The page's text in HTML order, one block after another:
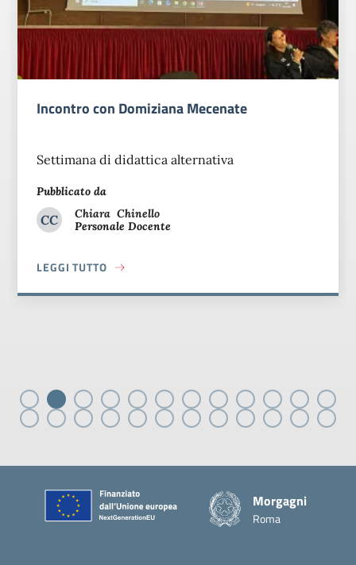
MECENATE
Custodi di futuro: le
ABOUT CUSTODI DI
Piè di pagina
Morgagni
Roma